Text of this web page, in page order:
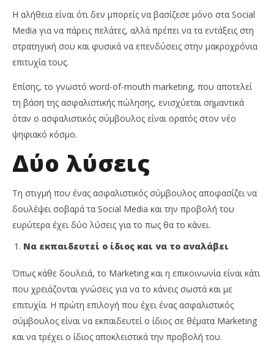
Η αλήθεια είναι ότι δεν μπορείς να βασίζεσε μόνο στα Social
Media για να πάρεις πελάτες, αλλά πρέπει να τα εντάξεις στη
στρατηγική σου και φυσικά να επενδύσεις στην μακροχρόνια
επιτυχία τους.
Επίσης, το γνωστό word-of-mouth marketing, που αποτελεί
τη βάση της ασφαλιστικής πώλησης, ενισχύεται σημαντικά
όταν ο ασφαλιστικός σύμβουλος είναι ορατός στον νέο
ψηφιακό κόσμο.
Δύο λύσεις
Τη στιγμή που ένας ασφαλιστικός σύμβουλος αποφασίζει να
δουλέψει σοβαρά τα Social Media και την προβολή του
ευρύτερα έχει δύο λύσεις για το πως θα το κάνει.
Να εκπαιδευτεί ο ίδιος και να το αναλάβει
Όπως κάθε δουλειά, το Marketing και η επικοινωνία είναι κάτι
που χρειάζονται γνώσεις για να το κάνεις σωστά και με
επιτυχία. Η πρώτη επιλογή που έχει ένας ασφαλιστικός
σύμβουλος είναι να εκπαιδευτεί ο ίδιος σε θέματα Marketing
και να τρέχει ο ίδιος αποκλειστικά την προβολή του.